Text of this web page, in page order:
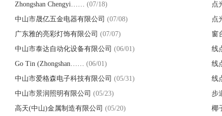
Zhongshan Chengyi…… (07/18)
中山市晟亿五金电器有限公司 (07/08)
广东雅的亮彩灯饰有限公司 (07/07)
中山市泰达自动化设备有限公司 (06/01)
Go Tin (Zhongshan…… (06/01)
中山市爱格森电子科技有限公司 (05/31)
中山市景润照明有限公司 (05/23)
高天(中山)金属制造有限公司 (05/20)
点
点
窗
线
线
线
步
椰